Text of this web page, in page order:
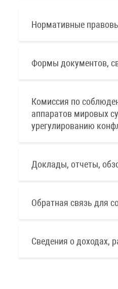
Нормативные
Формы документов,
Комиссия по
аппаратов мировых
урегулированию
Доклады, отчеты,
Обратная связь для
Сведения о доходах,